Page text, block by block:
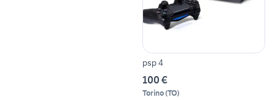
psp 4
100 €
Torino(TO)